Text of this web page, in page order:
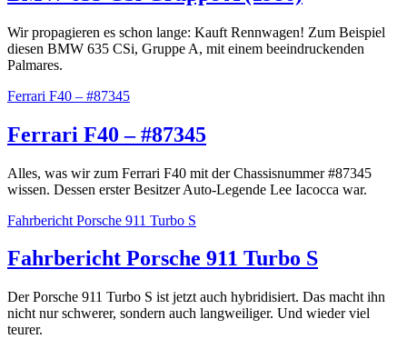
Wir propagieren es schon lange: Kauft Rennwagen! Zum Beispiel
diesen BMW 635 CSi, Gruppe A, mit einem beeindruckenden
Palmares.
Ferrari F40 – #87345
Ferrari F40 – #87345
Alles, was wir zum Ferrari F40 mit der Chassisnummer #87345
wissen. Dessen erster Besitzer Auto-Legende Lee Iacocca war.
Fahrbericht Porsche 911 Turbo S
Fahrbericht Porsche 911 Turbo S
Der Porsche 911 Turbo S ist jetzt auch hybridisiert. Das macht ihn
nicht nur schwerer, sondern auch langweiliger. Und wieder viel
teurer.